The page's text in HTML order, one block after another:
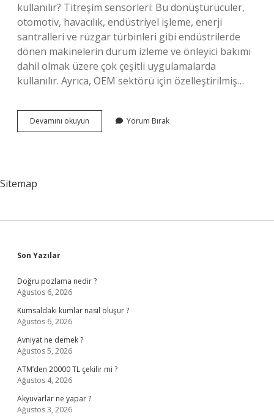
kullanılır? Titreşim sensörleri: Bu dönüştürücüler,
otomotiv, havacılık, endüstriyel işleme, enerji
santralleri ve rüzgar türbinleri gibi endüstrilerde
dönen makinelerin durum izleme ve önleyici bakımı
dahil olmak üzere çok çeşitli uygulamalarda
kullanılır. Ayrıca, OEM sektörü için özelleştirilmiş…
Devamını okuyun
Sensörü
Yorum Bırak
Sitemap
Sidebar
Son Yazılar
Doğru pozlama nedir ?
Ağustos 6, 2026
Kumsaldaki kumlar nasıl oluşur ?
Ağustos 6, 2026
Avniyat ne demek ?
Ağustos 5, 2026
ATM’den 20000 TL çekilir mi ?
Ağustos 4, 2026
Akyuvarlar ne yapar ?
Ağustos 3, 2026